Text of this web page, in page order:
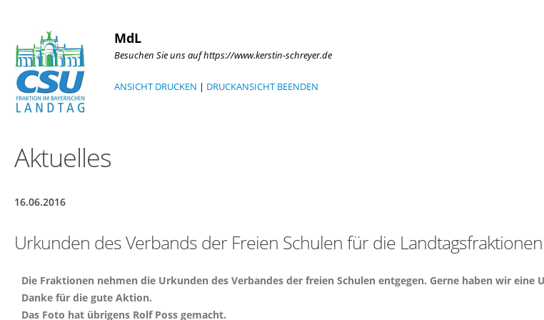
MdL
Besuchen Sie uns auf https://www.kerstin-schreyer.de
ANSICHT DRUCKEN | DRUCKANSICHT BEENDEN
Aktuelles
16.06.2016
Urkunden des Verbands der Freien Schulen für die Landtagsfraktionen
Die Fraktionen nehmen die Urkunden des Verbandes der freien Schulen entgegen. Gerne haben wir
Danke für die gute Aktion.
Das Foto hat übrigens Rolf Poss gemacht.